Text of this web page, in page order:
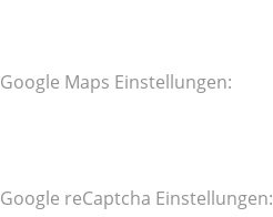
Google Maps Einstellungen:
Google reCaptcha Einstellungen: